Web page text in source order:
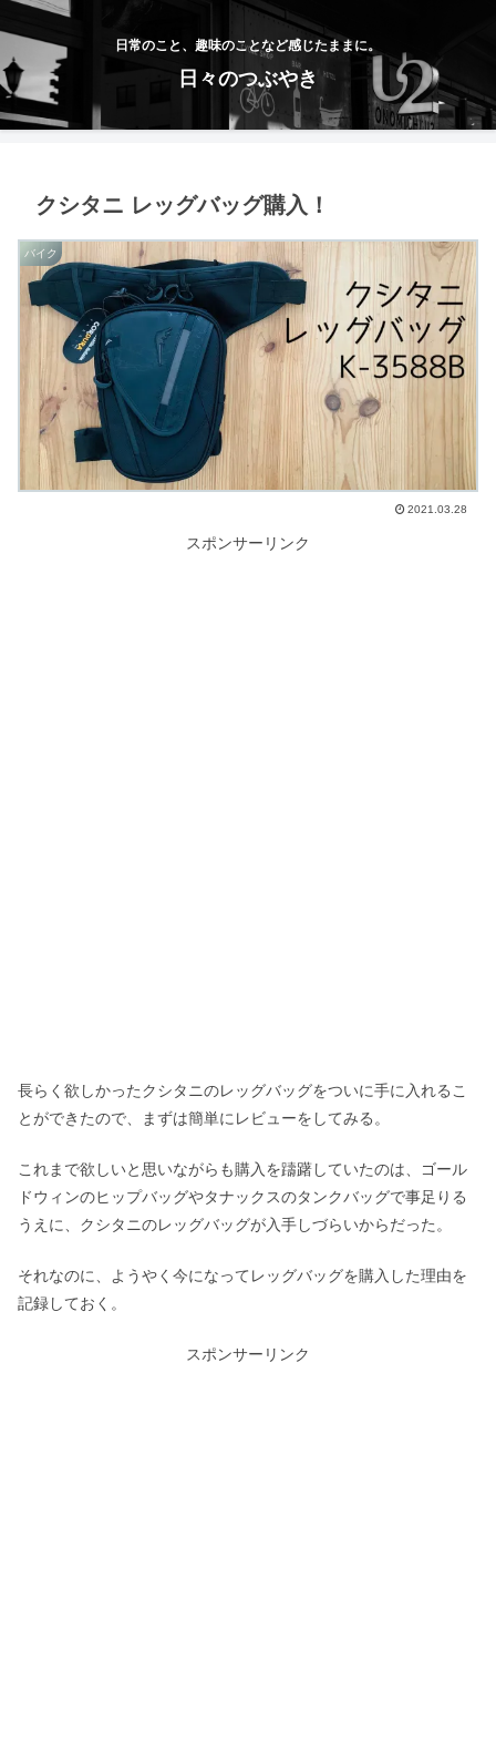
日常のこと、趣味のことなど感じたままに。
日々のつぶやき
クシタニ レッグバッグ購入！
バイク
2021.03.28
スポンサーリンク
長らく欲しかったクシタニのレッグバッグをついに手に入れるこ
とができたので、まずは簡単にレビューをしてみる。
これまで欲しいと思いながらも購入を躊躇していたのは、ゴール
ドウィンのヒップバッグやタナックスのタンクバッグで事足りる
うえに、クシタニのレッグバッグが入手しづらいからだった。
それなのに、ようやく今になってレッグバッグを購入した理由を
記録しておく。
スポンサーリンク